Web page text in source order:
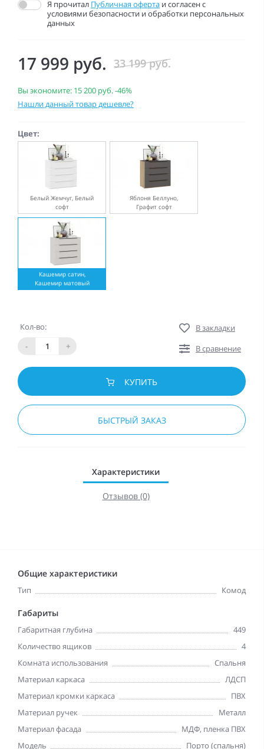
Я прочитал Публичная оферта и согласен с
условиями безопасности и обработки персональных
данных
17 999 руб. 33 199 руб.
Вы экономите: 15 200 руб.-46%
Нашли данный товар дешевле?
Цвет:
Белый Жемчуг, Белый
софт
Яблоня Беллуно,
Графит софт
Кашемир сатин,
Кашемир матовый
Кол-во:
-
+
В закладки
В сравнение
КУПИТЬ
БЫСТРЫЙ ЗАКАЗ
Характеристики
Отзывов (0)
Общие характеристики
Тип Комод
Габариты
Габаритная глубина
449
Количество ящиков
4
Комната использования
Спальня
Материал каркаса
ЛДСП
Материал кромки каркаса
ПВХ
Материал ручек
Металл
Материал фасада
МДФ, пленка ПВХ
Модель
Порто (спальня)